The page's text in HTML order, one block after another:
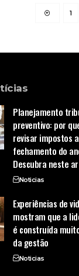
1
Planejamento
preventivo: por
revisar impostos
fechamento do
Descubra neste
Noticias
Experiências de
mostram que a
é construída
da gestão
Noticias